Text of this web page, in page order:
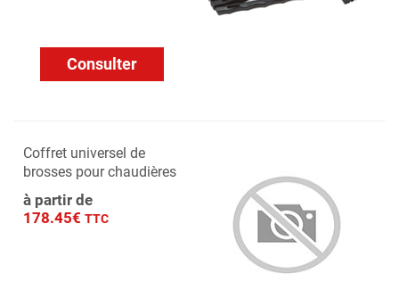
Consulter
Coffret universel de
brosses pour chaudières
à partir de
178.45€ TTC